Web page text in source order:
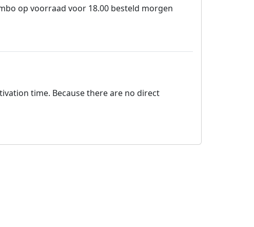
op voorraad voor 18.00 besteld morgen
time. Because there are no direct